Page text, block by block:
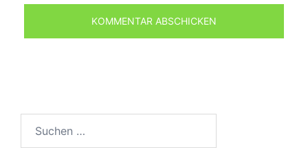
nach: